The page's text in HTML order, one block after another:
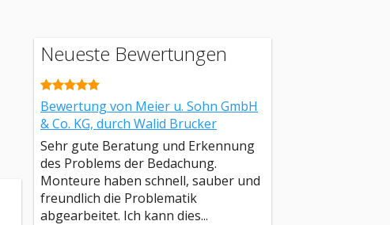
Neueste Bewertungen
Bewertung von Meier u. Sohn GmbH
& Co. KG, durch Walid Brucker
Sehr gute Beratung und Erkennung
des Problems der Bedachung.
Monteure haben schnell, sauber und
freundlich die Problematik
abgearbeitet. Ich kann dies...